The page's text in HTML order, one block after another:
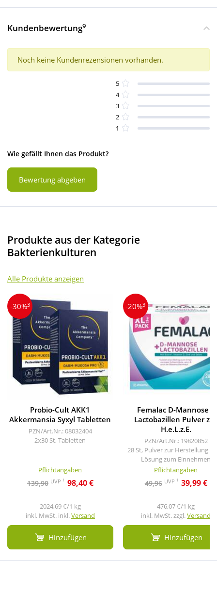
Kundenbewertung9
Noch keine Kundenrezensionen vorhanden.
5
4
3
2
1
Wie gefällt Ihnen das Produkt?
Bewertung abgeben
Produkte aus der Kategorie
Bakterienkulturen
Alle Produkte anzeigen
-30%3
Probio-Cult AKK1
Akkermansia Syxyl Tabletten
PZN/Art.Nr.: 08032404
2x30 St, Tabletten
Pflichtangaben
139,90 UVP 1 98,40 €
2024,69 €/1 kg
inkl. MwSt. inkl.Versand
Hinzufügen
-20%3
Femalac D-Mannose +
Lactobazillen Pulver
H.e.L.z.E.
PZN/Art.Nr.: 19820852
28 St, Pulver zur Herstellung
Lösung zum Einnehmen
Pflichtangaben
49,96 UVP 1 39,99 €
476,07 €/1 kg
inkl. MwSt. zzgl.Versand
Hinzufügen